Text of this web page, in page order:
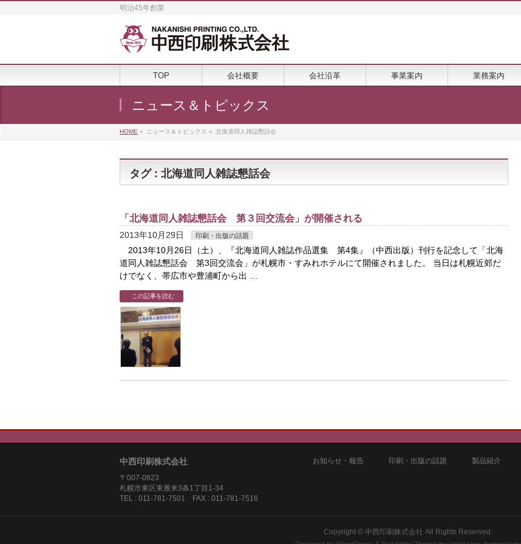
明治45年創業
TOP 会社概要 会社沿革 事業案内 業務案内
ニュース＆トピックス
HOME » ニュース＆トピックス » 北海道同人雑誌懇話会
タグ : 北海道同人雑誌懇話会
「北海道同人雑誌懇話会 第３回交流会」が開催される
2013年10月29日 印刷・出版の話題
2013年10月26日（土）、『北海道同人雑誌作品選集 第4集』（中西出版）刊行を記念して「北海
道同人雑誌懇話会 第3回交流会」が札幌市・すみれホテルにて開催されました。 当日は札幌近郊だ
けでなく、帯広市や豊浦町から出 …
この記事を読む
中西印刷株式会社
〒007-0823
札幌市東区東雁来3条1丁目1-34
TEL : 011-781-7501 FAX : 011-781-7516
お知らせ・報告 印刷・出版の話題 製品紹介
Copyright © 中西印刷株式会社 All Rights Reserved.